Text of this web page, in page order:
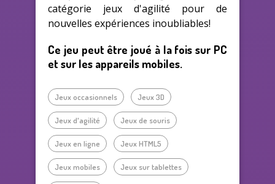
catégorie jeux d'agilité pour de
nouvelles expériences inoubliables!
Ce jeu peut être joué à la fois sur PC
et sur les appareils mobiles.
Jeux occasionnels Jeux 3D
Jeux d'agilité Jeux de souris
Jeux en ligne Jeux HTML5
Jeux mobiles Jeux sur tablettes